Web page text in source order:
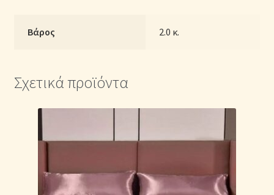
Βάρος 2.0 κ.
Σχετικά προϊόντα